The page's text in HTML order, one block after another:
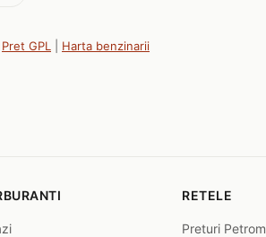
Pret GPL Harta benzinarii
RETELE
Preturi Petrom